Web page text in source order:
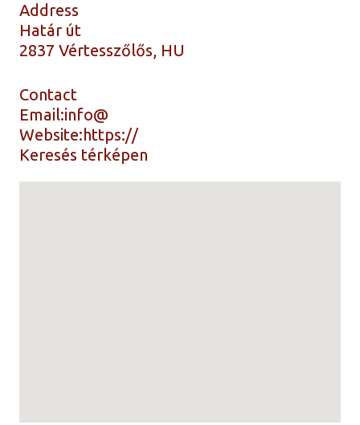
Address
Határ út
2837 Vértesszőlős, HU
Contact
Email:info@
Website:https://
Keresés térképen